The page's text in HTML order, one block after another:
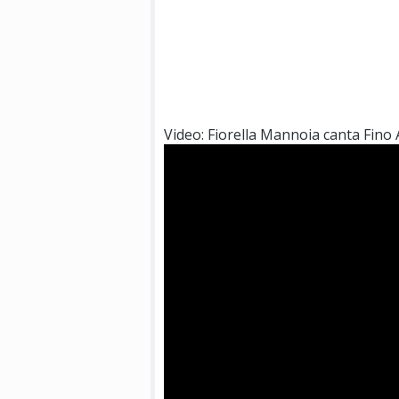
Video: Fiorella Mannoia canta Fino